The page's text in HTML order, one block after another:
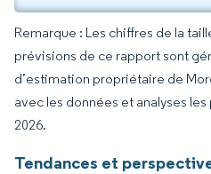
Remarque : Les chiffres de la
prévisions de ce rapport sont
d’estimation propriétaire de
avec les données et analyses
2026.
Tendances et